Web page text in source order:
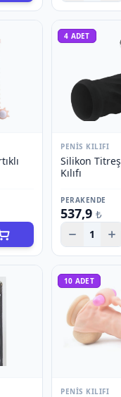
4 ADET
PENIS KILIFI
Silikon
Kılıfı
PERAKENDE
537,9 ₺
1
10 ADET
PENIS KILIFI